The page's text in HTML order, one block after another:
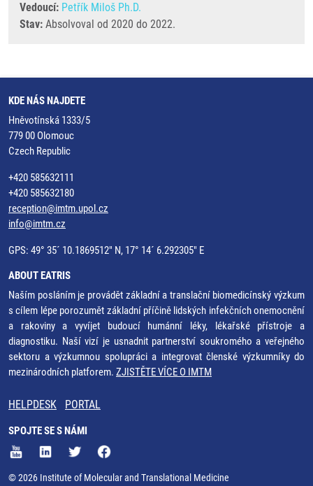
Vedoucí: Petřík Miloš Ph.D.
Stav: Absolvoval od 2020 do 2022.
KDE NÁS NAJDETE
Hněvotínská 1333/5
779 00 Olomouc
Czech Republic
+420 585632111
+420 585632180
reception@imtm.upol.cz
info@imtm.cz
GPS: 49° 35´ 10.1869512" N, 17° 14´ 6.292305" E
ABOUT EATRIS
Naším posláním je provádět základní a translační biomedicínský výzkum
s cílem lépe porozumět základní příčině lidských infekčních onemocnění
a rakoviny a vyvíjet budoucí humánní léky, lékařské přístroje a
diagnostiku. Naší vizí je usnadnit partnerství soukromého a veřejného
sektoru a výzkumnou spolupráci a integrovat členské výzkumníky do
mezinárodních platforem. ZJISTĚTE VÍCE O IMTM
HELPDESK PORTAL
SPOJTE SE S NÁMI
© 2026 Institute of Molecular and Translational Medicine